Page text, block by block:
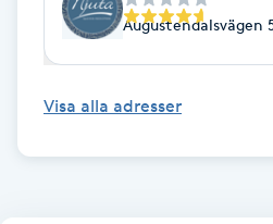
LPG-massage
Luggklippning
Augustendalsvägen
Visa alla adresser